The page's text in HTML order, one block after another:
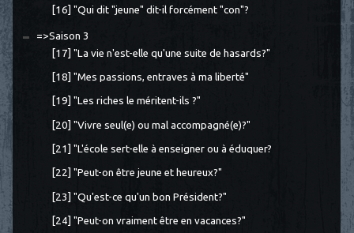
[16] "Qui dit "jeune" dit-il forcément "con"?
=>Saison 3
[17] "La vie n'est-elle qu'une suite de hasards?"
[18] "Mes passions, entraves à ma liberté"
[19] "Les riches le méritent-ils ?"
[20] "Vivre seul(e) ou mal accompagné(e)?"
[21] "L'école sert-elle à enseigner ou à éduquer?
[22] "Peut-on être jeune et heureux?"
[23] "Qu'est-ce qu'un bon Président?"
[24] "Peut-on vraiment être en vacances?"